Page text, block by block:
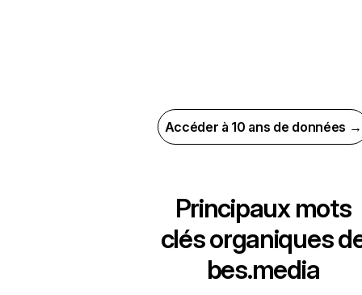
Accéder à 10 ans de données →
Principaux mots
clés organiques
bes.media